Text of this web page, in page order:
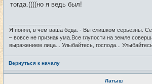
тогда.((((но я ведь был!
Я понял, в чем ваша беда. - Вы слишком серьезны.
– вовсе не признак ума.Все глупости на земле
выражением лица... Улыбайтесь, господа...
Вернуться к началу
Латыш